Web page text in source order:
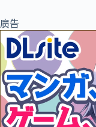
廣告